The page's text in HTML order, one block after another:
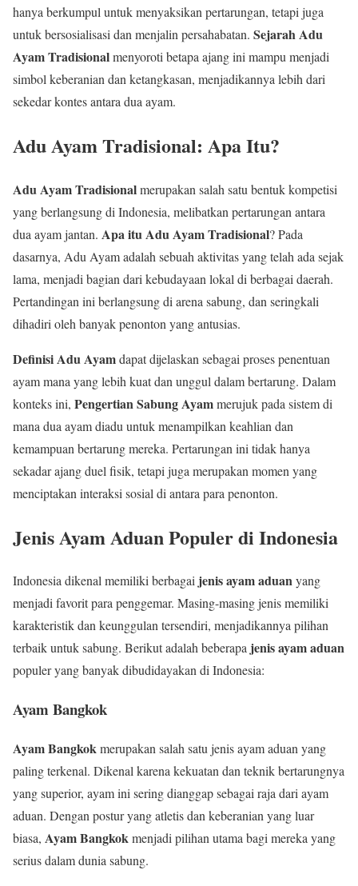
hanya berkumpul untuk menyaksikan pertarungan, tetapi juga
untuk bersosialisasi dan menjalin persahabatan. Sejarah Adu
Ayam Tradisionalmenyoroti betapa ajang ini mampu menjadi
simbol keberanian dan ketangkasan, menjadikannya lebih dari
sekedar kontes antara dua ayam.
Adu Ayam Tradisional: Apa Itu?
Adu Ayam Tradisionalmerupakan salah satu bentuk kompetisi
yang berlangsung di Indonesia, melibatkan pertarungan antara
dua ayam jantan. Apa itu Adu Ayam Tradisional? Pada
dasarnya, Adu Ayam adalah sebuah aktivitas yang telah ada sejak
lama, menjadi bagian dari kebudayaan lokal di berbagai daerah.
Pertandingan ini berlangsung di arena sabung, dan seringkali
dihadiri oleh banyak penonton yang antusias.
Definisi Adu Ayamdapat dijelaskan sebagai proses penentuan
ayam mana yang lebih kuat dan unggul dalam bertarung. Dalam
konteks ini, Pengertian Sabung Ayammerujuk pada sistem di
mana dua ayam diadu untuk menampilkan keahlian dan
kemampuan bertarung mereka. Pertarungan ini tidak hanya
sekadar ajang duel fisik, tetapi juga merupakan momen yang
menciptakan interaksi sosial di antara para penonton.
Jenis Ayam Aduan Populer di Indonesia
Indonesia dikenal memiliki berbagai jenis ayam aduanyang
menjadi favorit para penggemar. Masing-masing jenis memiliki
karakteristik dan keunggulan tersendiri, menjadikannya pilihan
terbaik untuk sabung. Berikut adalah beberapa jenis ayam aduan
populer yang banyak dibudidayakan di Indonesia:
Ayam Bangkok
Ayam Bangkokmerupakan salah satu jenis ayam aduan yang
paling terkenal. Dikenal karena kekuatan dan teknik bertarungnya
yang superior, ayam ini sering dianggap sebagai raja dari ayam
aduan. Dengan postur yang atletis dan keberanian yang luar
biasa, Ayam Bangkokmenjadi pilihan utama bagi mereka yang
serius dalam dunia sabung.